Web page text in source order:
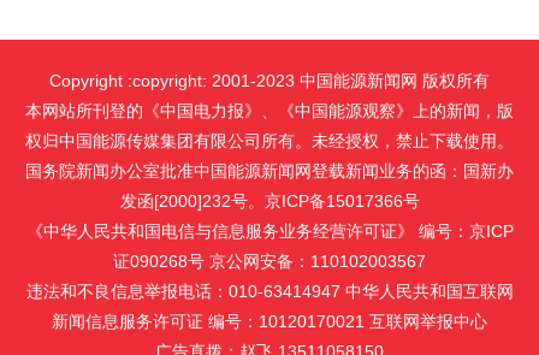
Copyright :copyright: 2001-2023 中国能源新闻网 版权所有
本网站所刊登的《中国电力报》、《中国能源观察》上的新闻，版
权归中国能源传媒集团有限公司所有。未经授权，禁止下载使用。
国务院新闻办公室批准中国能源新闻网登载新闻业务的函：国新办
发函[2000]232号。京ICP备15017366号
《中华人民共和国电信与信息服务业务经营许可证》 编号：京ICP
证090268号 京公网安备：110102003567
违法和不良信息举报电话：010-63414947 中华人民共和国互联网
新闻信息服务许可证 编号：10120170021 互联网举报中心
广告直拨：赵飞 13511058150